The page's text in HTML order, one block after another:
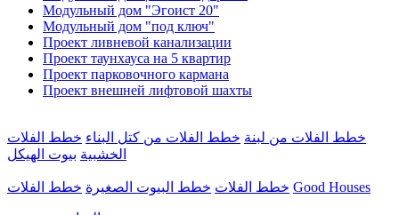
Модульный дом "Эгоист 20"
Модульный дом "под ключ"
Проект ливневой канализации
Проект таунхауса на 5 квартир
Проект парковочного кармана
Проект внешней лифтовой шахты
خطط الفلات من لبنة خطط الفلات من كتل البناء خطط الفلات
الخشبية بيوت الهيكل
خطط الفلات خطط البيوت الصغيرة خطط الفلات Good Houses